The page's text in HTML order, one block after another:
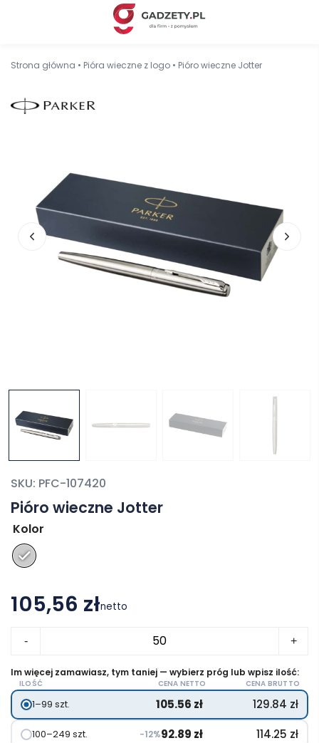
Strona główna • Pióra wieczne z logo • Pióro wieczne Jotter
Pióro wieczne Jotter
SKU: PFC-107420
Kolor
105,56 złnetto
-
wieczne
Jotter
+
Im więcej zamawiasz, tym taniej — wybierz próg lub wpisz ilość:
ILOŚĆ CENA NETTO CENA BRUTTO
1–99 szt. 105.56 zł 129.84 zł
100–249 szt. −12%92.89 zł 114.25 zł